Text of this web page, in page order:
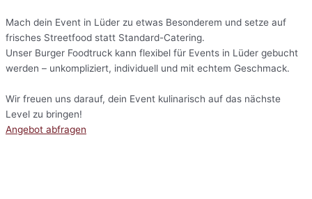
Mach dein Event in Lüder zu etwas Besonderem und setze auf
frisches Streetfood statt Standard-Catering.
Unser Burger Foodtruck kann flexibel für Events in Lüder gebucht
werden – unkompliziert, individuell und mit echtem Geschmack.
Wir freuen uns darauf, dein Event kulinarisch auf das nächste
Level zu bringen!
Angebot abfragen